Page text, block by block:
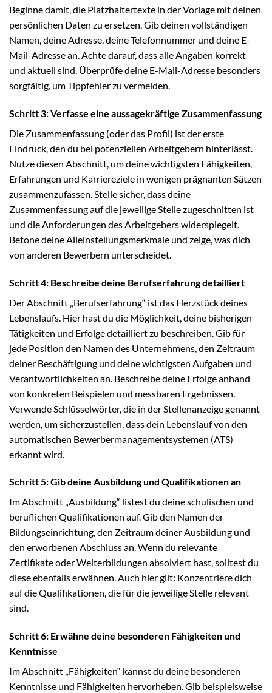
Beginne damit, die Platzhaltertexte in der Vorlage mit deinen
persönlichen Daten zu ersetzen. Gib deinen vollständigen
Namen, deine Adresse, deine Telefonnummer und deine E-
Mail-Adresse an. Achte darauf, dass alle Angaben korrekt
und aktuell sind. Überprüfe deine E-Mail-Adresse besonders
sorgfältig, um Tippfehler zu vermeiden.
Schritt 3: Verfasse eine aussagekräftige Zusammenfassung
Die Zusammenfassung (oder das Profil) ist der erste
Eindruck, den du bei potenziellen Arbeitgebern hinterlässt.
Nutze diesen Abschnitt, um deine wichtigsten Fähigkeiten,
Erfahrungen und Karriereziele in wenigen prägnanten Sätzen
zusammenzufassen. Stelle sicher, dass deine
Zusammenfassung auf die jeweilige Stelle zugeschnitten ist
und die Anforderungen des Arbeitgebers widerspiegelt.
Betone deine Alleinstellungsmerkmale und zeige, was dich
von anderen Bewerbern unterscheidet.
Schritt 4: Beschreibe deine Berufserfahrung detailliert
Der Abschnitt „Berufserfahrung“ ist das Herzstück deines
Lebenslaufs. Hier hast du die Möglichkeit, deine bisherigen
Tätigkeiten und Erfolge detailliert zu beschreiben. Gib für
jede Position den Namen des Unternehmens, den Zeitraum
deiner Beschäftigung und deine wichtigsten Aufgaben und
Verantwortlichkeiten an. Beschreibe deine Erfolge anhand
von konkreten Beispielen und messbaren Ergebnissen.
Verwende Schlüsselwörter, die in der Stellenanzeige genannt
werden, um sicherzustellen, dass dein Lebenslauf von den
automatischen Bewerbermanagementsystemen (ATS)
erkannt wird.
Schritt 5: Gib deine Ausbildung und Qualifikationen an
Im Abschnitt „Ausbildung“ listest du deine schulischen und
beruflichen Qualifikationen auf. Gib den Namen der
Bildungseinrichtung, den Zeitraum deiner Ausbildung und
den erworbenen Abschluss an. Wenn du relevante
Zertifikate oder Weiterbildungen absolviert hast, solltest du
diese ebenfalls erwähnen. Auch hier gilt: Konzentriere dich
auf die Qualifikationen, die für die jeweilige Stelle relevant
sind.
Schritt 6: Erwähne deine besonderen Fähigkeiten und
Kenntnisse
Im Abschnitt „Fähigkeiten“ kannst du deine besonderen
Kenntnisse und Fähigkeiten hervorheben. Gib beispielsweise